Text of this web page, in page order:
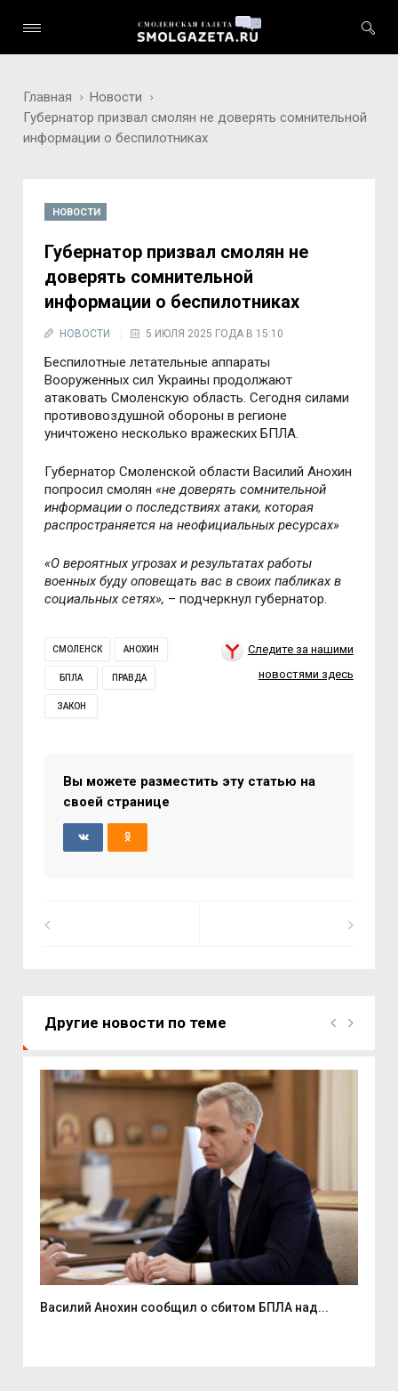
Главная
Новости
Губернатор призвал смолян не доверять сомнительной
информации о беспилотниках
НОВОСТИ
Губернатор призвал смолян не
доверять сомнительной
информации о беспилотниках
НОВОСТИ 5 ИЮЛЯ 2025 ГОДА В 15:10
Беспилотные летательные аппараты
Вооруженных сил Украины продолжают
атаковать Смоленскую область. Сегодня силами
противовоздушной обороны в регионе
уничтожено несколько вражеских БПЛА.
Губернатор Смоленской области Василий Анохин
попросил смолян«не доверять сомнительной
информации о последствиях атаки, которая
распространяется на неофициальных ресурсах»
«О вероятных угрозах и результатах работы
военных буду оповещать вас в своих пабликах в
социальных сетях», – подчеркнул губернатор.
СМОЛЕНСК АНОХИН
БПЛА ПРАВДА
ЗАКОН
Следите за нашими
новостями здесь
Вы можете разместить эту статью на
своей странице
Другие новости по теме
Василий Анохин сообщил о сбитом БПЛА над...